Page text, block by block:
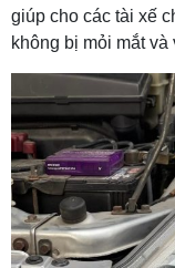
giúp cho các tài xế
không bị mỏi mắt